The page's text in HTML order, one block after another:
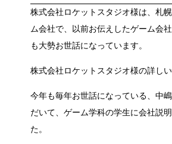
株式会社ロケットスタジオ様は、札
ム会社で、以前お伝えしたゲーム会
も大勢お世話になっています。
株式会社ロケットスタジオ様の詳しい
今年も毎年お世話になっている、中
だいて、ゲーム学科の学生に会社説
た。